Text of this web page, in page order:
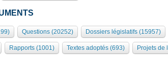
Questions (20252) Dossiers législatifs (15957)
Rapports (1001) Textes adoptés (693) Projets de